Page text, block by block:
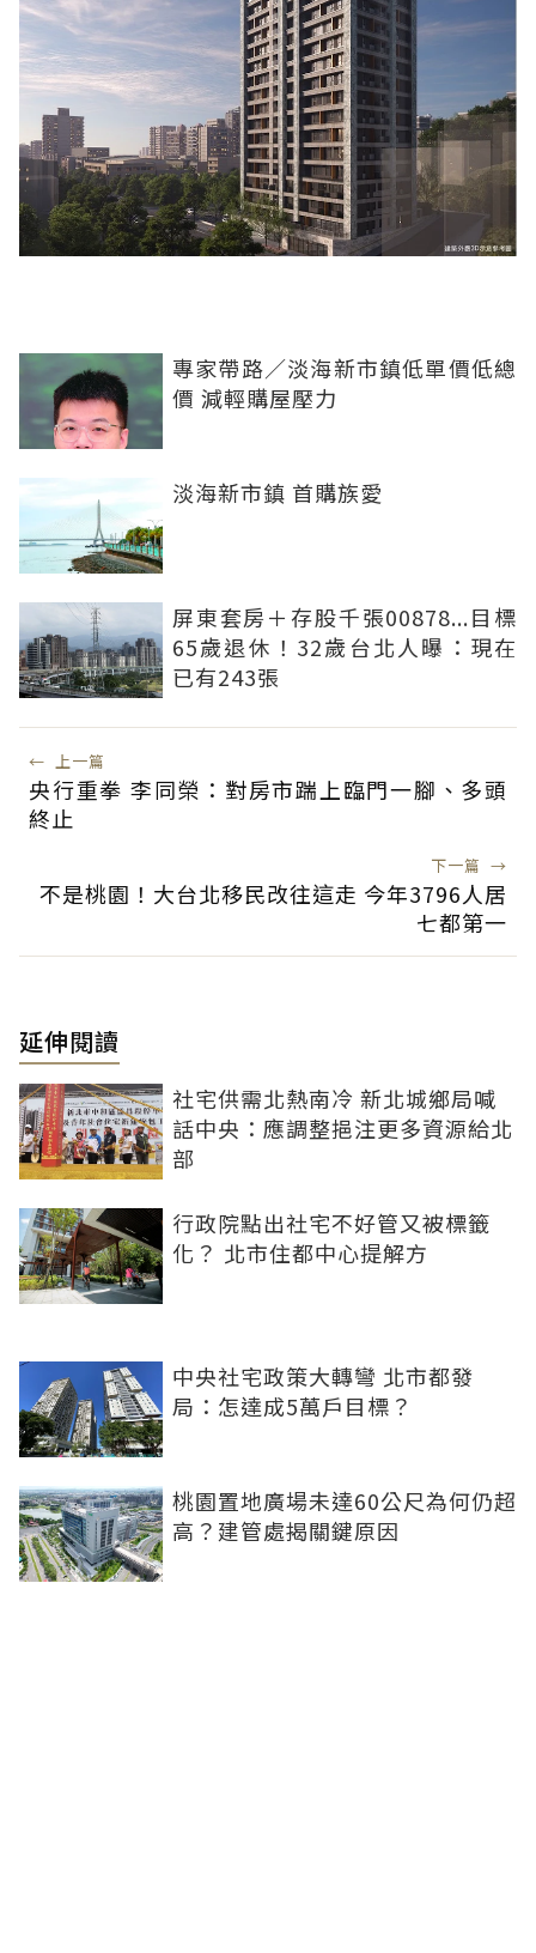
專家帶路／淡海新市鎮低單價低總
價 減輕購屋壓力
淡海新市鎮 首購族愛
屏東套房＋存股千張00878...目標
65歲退休！32歲台北人曝：現在
已有243張
← 上一篇
央行重拳 李同榮：對房市踹上臨門一腳、多頭
終止
下一篇 →
不是桃園！大台北移民改往這走 今年3796人居
七都第一
延伸閱讀
社宅供需北熱南冷 新北城鄉局喊
話中央：應調整挹注更多資源給北
部
行政院點出社宅不好管又被標籤
化？ 北市住都中心提解方
中央社宅政策大轉彎 北市都發
局：怎達成5萬戶目標？
桃園置地廣場未達60公尺為何仍超
高？建管處揭關鍵原因